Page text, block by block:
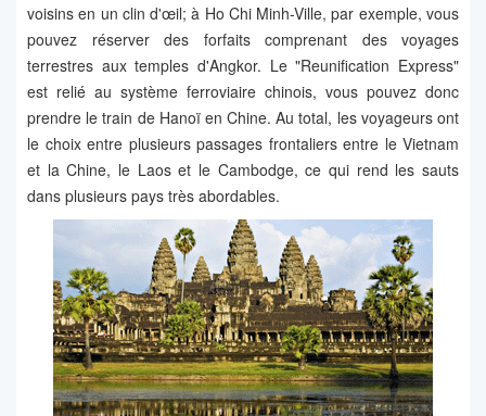
voisins en un clin d'œil; à Ho Chi Minh-Ville, par exemple, vous
pouvez réserver des forfaits comprenant des voyages
terrestres aux temples d'Angkor. Le "Reunification Express"
est relié au système ferroviaire chinois, vous pouvez donc
prendre le train de Hanoï en Chine. Au total, les voyageurs ont
le choix entre plusieurs passages frontaliers entre le Vietnam
et la Chine, le Laos et le Cambodge, ce qui rend les sauts
dans plusieurs pays très abordables.